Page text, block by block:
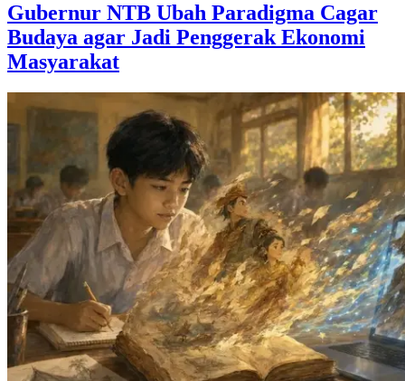
Gubernur NTB Ubah Paradigma Cagar
Budaya agar Jadi Penggerak Ekonomi
Masyarakat